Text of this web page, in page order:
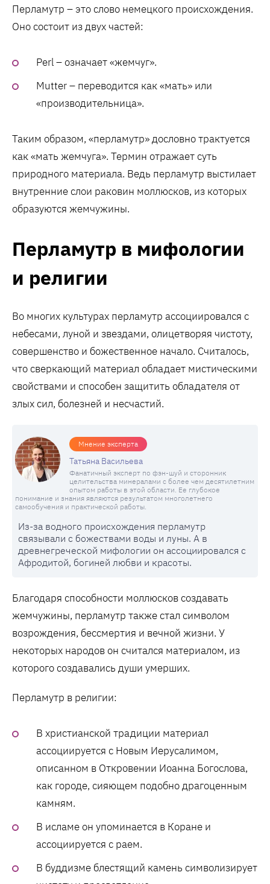
Перламутр – это слово немецкого происхождения.
Оно состоит из двух частей:
Perl – означает «жемчуг».
Mutter – переводится как «мать» или
«производительница».
Таким образом, «перламутр» дословно трактуется
как «мать жемчуга». Термин отражает суть
природного материала. Ведь перламутр выстилает
внутренние слои раковин моллюсков, из которых
образуются жемчужины.
Перламутр в мифологии
и религии
Во многих культурах перламутр ассоциировался с
небесами, луной и звездами, олицетворяя чистоту,
совершенство и божественное начало. Считалось,
что сверкающий материал обладает мистическими
свойствами и способен защитить обладателя от
злых сил, болезней и несчастий.
Мнение эксперта
Татьяна Васильева
Фанатичный эксперт по фэн-шуй и сторонник
целительства минералами с более чем десятилетним
опытом работы в этой области. Ее глубокое
понимание и знания являются результатом многолетнего
самообучения и практической работы.
Из-за водного происхождения перламутр
связывали с божествами воды и луны. А в
древнегреческой мифологии он ассоциировался с
Афродитой, богиней любви и красоты.
Благодаря способности моллюсков создавать
жемчужины, перламутр также стал символом
возрождения, бессмертия и вечной жизни. У
некоторых народов он считался материалом, из
которого создавались души умерших.
Перламутр в религии:
В христианской традиции материал
ассоциируется с Новым Иерусалимом,
описанном в Откровении Иоанна Богослова,
как городе, сияющем подобно драгоценным
камням.
В исламе он упоминается в Коране и
ассоциируется с раем.
В буддизме блестящий камень символизирует